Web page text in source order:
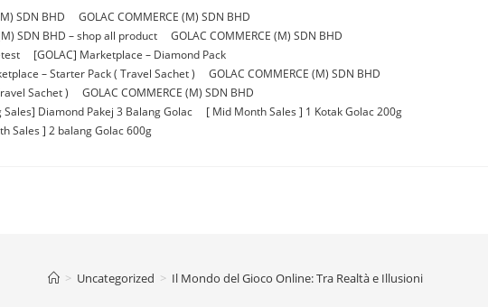
SDN BHD
GOLAC COMMERCE (M) SDN BHD
SDN BHD – shop all product
GOLAC COMMERCE (M) SDN BHD
[GOLAC] Marketplace – Diamond Pack
– Starter Pack ( Travel Sachet )
GOLAC COMMERCE (M) SDN BHD
Sachet )
GOLAC COMMERCE (M) SDN BHD
Sales] Diamond Pakej 3 Balang Golac
[ Mid Month Sales ] 1 Kotak Golac 200g
Sales ] 2 balang Golac 600g
> Uncategorized > Il Mondo del Gioco Online: Tra Realtà e Illusioni